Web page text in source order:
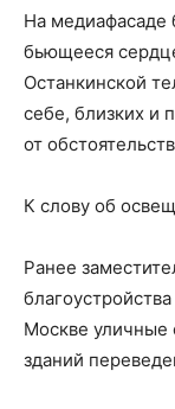
На медиафасаде
бьющееся
Останкинской
себе, близких и
от
К слову об
Ранее
Москве уличные
зданий